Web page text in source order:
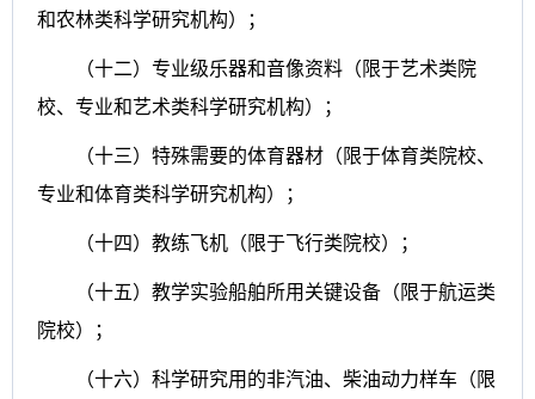
和农林类科学研究机构）；
（十二）专业级乐器和音像资料（限于艺术类院
校、专业和艺术类科学研究机构）；
（十三）特殊需要的体育器材（限于体育类院校、
专业和体育类科学研究机构）；
（十四）教练飞机（限于飞行类院校）；
（十五）教学实验船舶所用关键设备（限于航运类
院校）；
（十六）科学研究用的非汽油、柴油动力样车（限